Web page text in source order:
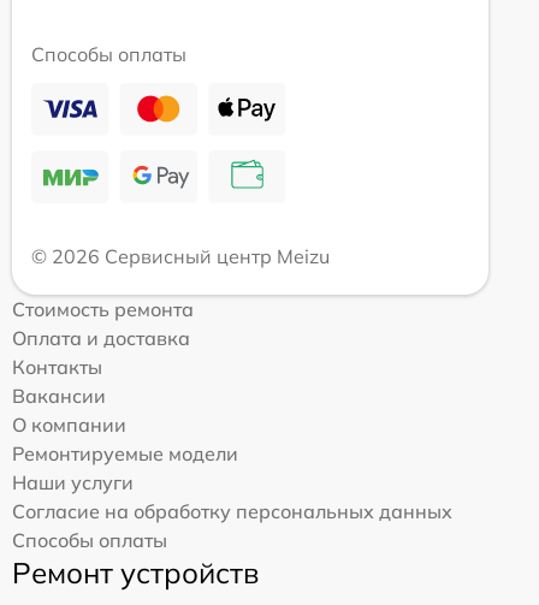
Способы оплаты
© 2026 Сервисный центр Meizu
Стоимость ремонта
Оплата и доставка
Контакты
Вакансии
О компании
Ремонтируемые модели
Наши услуги
Согласие на обработку персональных данных
Способы оплаты
Ремонт устройств